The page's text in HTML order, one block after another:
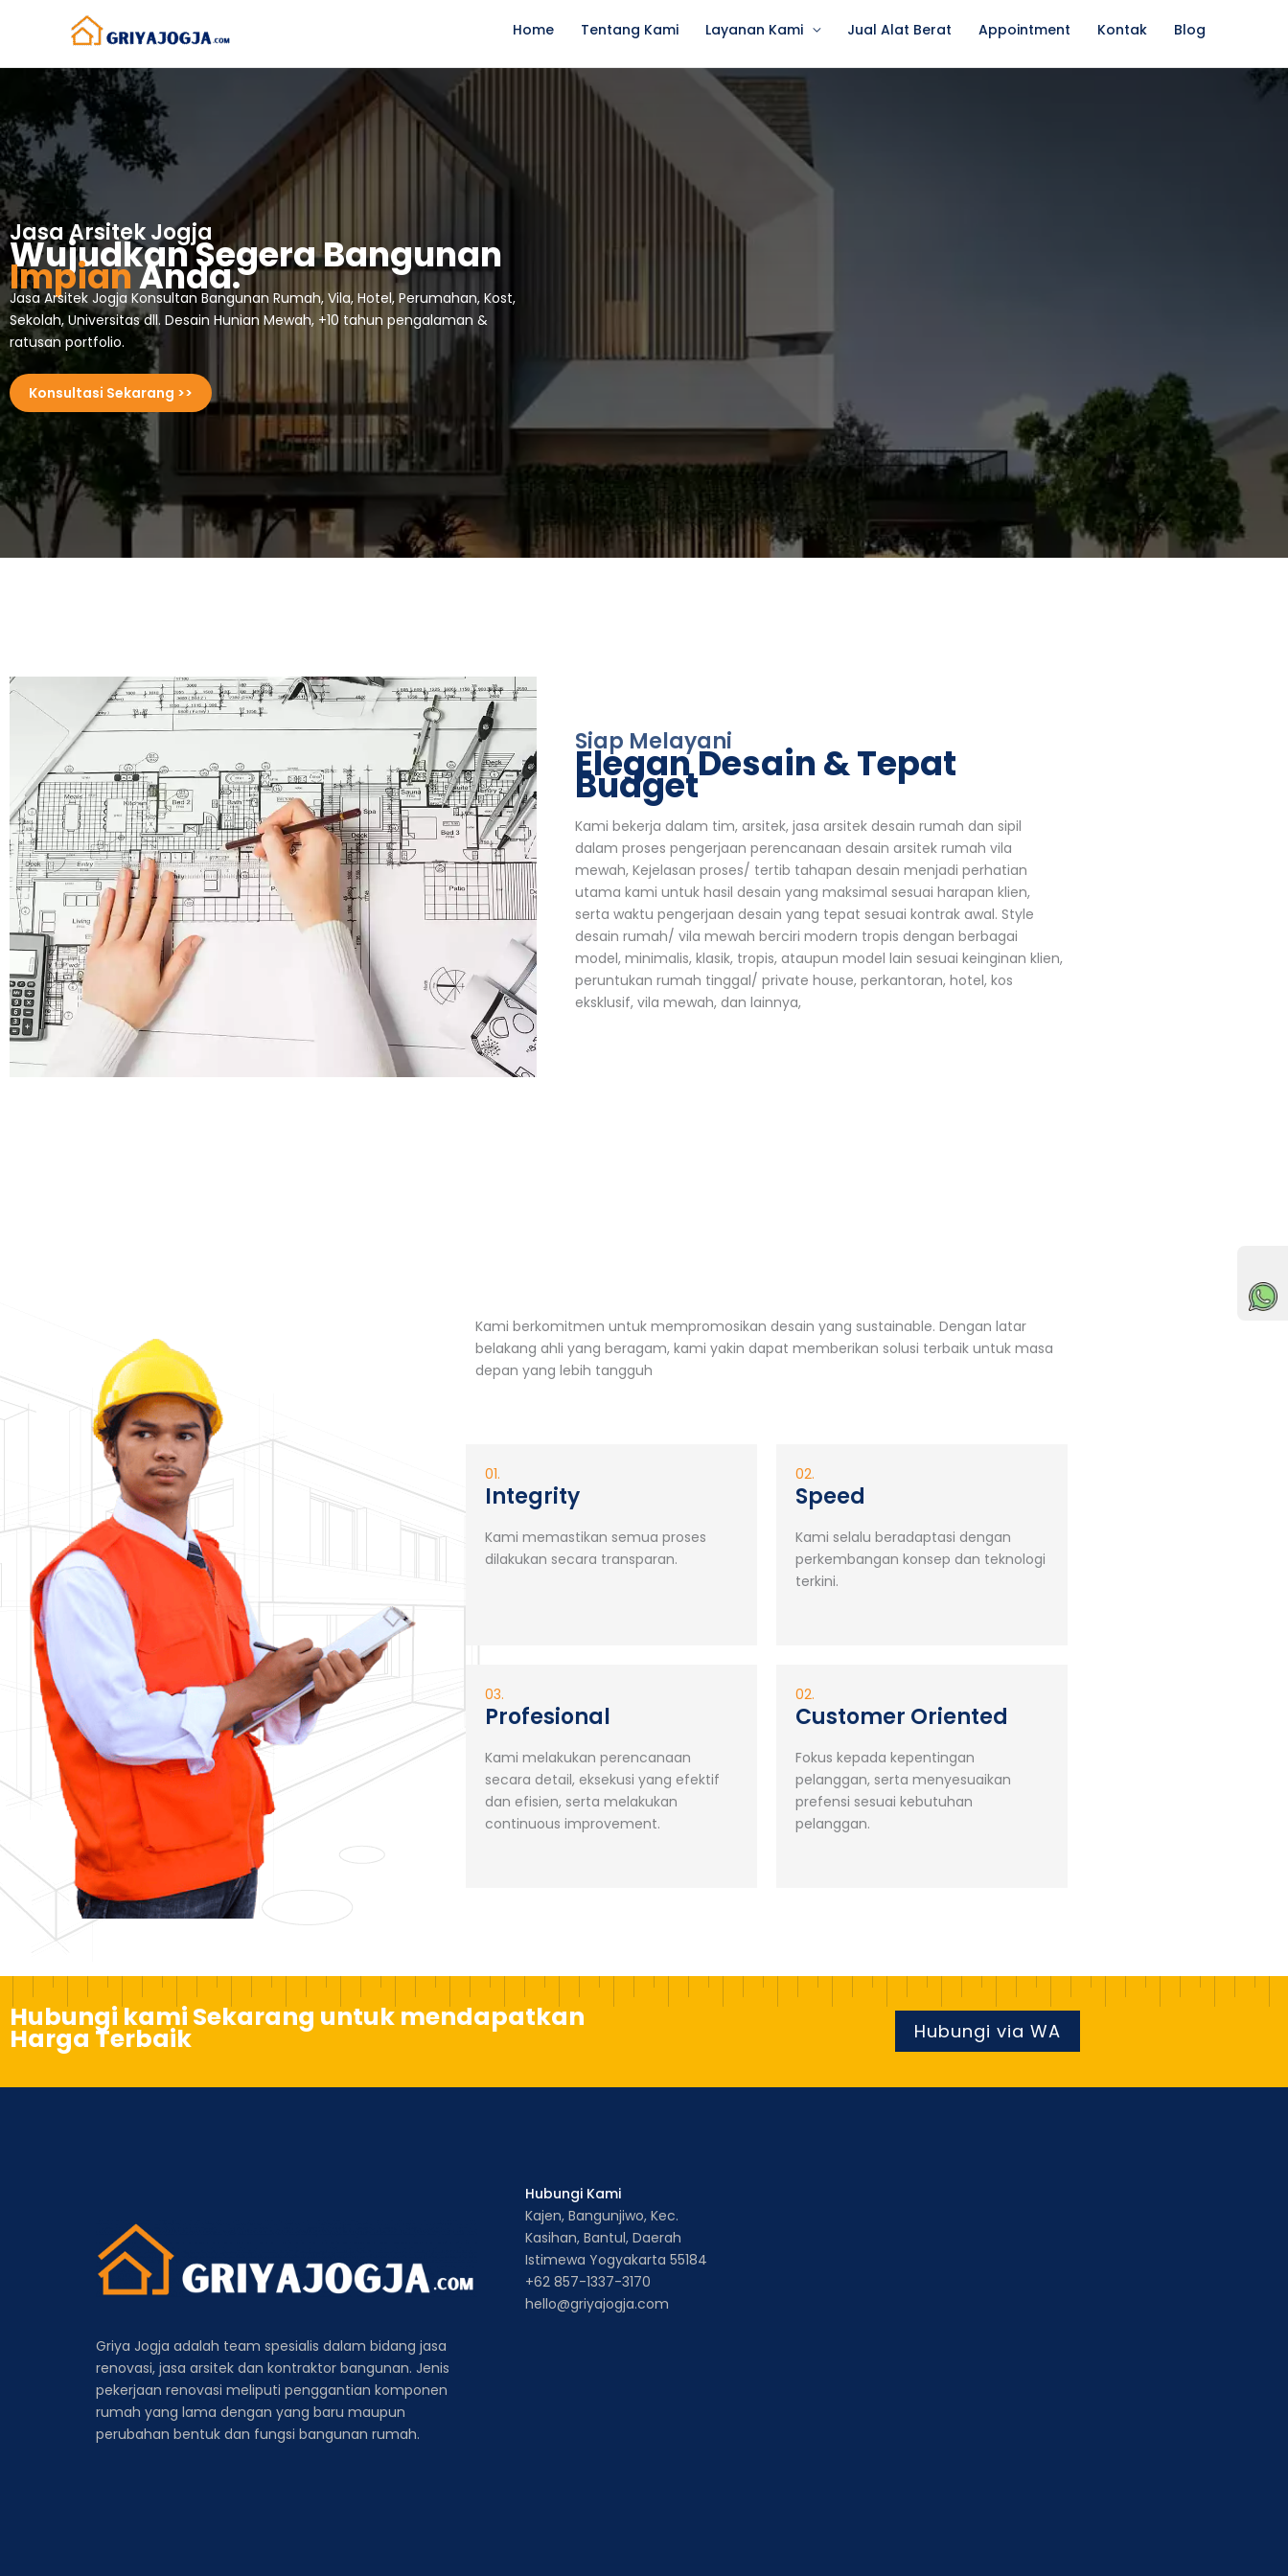
Home Tentang Kami Layanan Kami Jual Alat Berat Appointment Kontak Blog
Jasa Arsitek Jogja
Wujudkan Segera Bangunan
ImpianAnda.
Jasa Arsitek Jogja Konsultan Bangunan Rumah, Vila, Hotel, Perumahan, Kost,
Sekolah, Universitas dll. Desain Hunian Mewah, +10 tahun pengalaman &
ratusan portfolio.
Konsultasi Sekarang >>
Siap Melayani
Elegan Desain & Tepat
Budget
Kami bekerja dalam tim, arsitek, jasa arsitek desain rumah dan sipil
dalam proses pengerjaan perencanaan desain arsitek rumah vila
mewah, Kejelasan proses/ tertib tahapan desain menjadi perhatian
utama kami untuk hasil desain yang maksimal sesuai harapan klien,
serta waktu pengerjaan desain yang tepat sesuai kontrak awal. Style
desain rumah/ vila mewah berciri modern tropis dengan berbagai
model, minimalis, klasik, tropis, ataupun model lain sesuai keinginan klien,
peruntukan rumah tinggal/ private house, perkantoran, hotel, kos
eksklusif, vila mewah, dan lainnya,
Kami berkomitmen untuk mempromosikan desain yang sustainable. Dengan latar
belakang ahli yang beragam, kami yakin dapat memberikan solusi terbaik untuk masa
depan yang lebih tangguh
01.
Integrity
Kami memastikan semua proses
dilakukan secara transparan.
02.
Speed
Kami selalu beradaptasi dengan
perkembangan konsep dan teknologi
terkini.
03.
Profesional
Kami melakukan perencanaan
secara detail, eksekusi yang efektif
dan efisien, serta melakukan
continuous improvement.
02.
Customer Oriented
Fokus kepada kepentingan
pelanggan, serta menyesuaikan
prefensi sesuai kebutuhan
pelanggan.
Hubungi kami Sekarang untuk mendapatkan
Harga Terbaik Hubungi via WA
Griya Jogja adalah team spesialis dalam bidang jasa
renovasi, jasa arsitek dan kontraktor bangunan. Jenis
pekerjaan renovasi meliputi penggantian komponen
rumah yang lama dengan yang baru maupun
perubahan bentuk dan fungsi bangunan rumah.
Hubungi Kami
Kajen, Bangunjiwo, Kec.
Kasihan, Bantul, Daerah
Istimewa Yogyakarta 55184
+62 857-1337-3170
hello@griyajogja.com